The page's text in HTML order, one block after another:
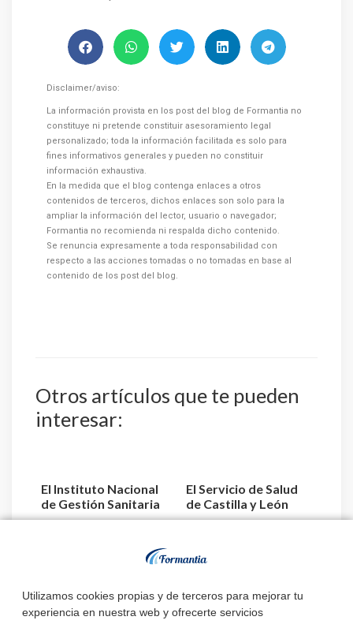
Utilizamos cookies propias y de terceros para mejorar tu
experiencia en nuestra web y ofrecerte servicios
Disclaimer/aviso:
La información provista en los post del blog de Formantia no
constituye ni pretende constituir asesoramiento legal
personalizado; toda la información facilitada es solo para
fines informativos generales y pueden no constituir
información exhaustiva.
En la medida que el blog contenga enlaces a otros
contenidos de terceros, dichos enlaces son solo para la
ampliar la información del lector, usuario o navegador;
Formantia no recomienda ni respalda dicho contenido.
Se renuncia expresamente a toda responsabilidad con
respecto a las acciones tomadas o no tomadas en base al
contenido de los post del blog.
Otros artículos que te pueden
interesar:
El Instituto Nacional
de Gestión Sanitaria
aprueba la relaci...
El Servicio de Salud
de Castilla y León
acuerda la
convocatorias y
plazas de TEL –